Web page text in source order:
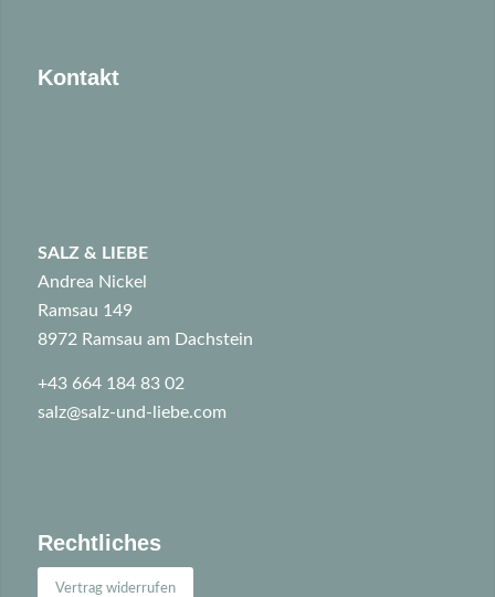
Kontakt
SALZ & LIEBE
Andrea Nickel
Ramsau 149
8972 Ramsau am Dachstein
+43 664 184 83 02
salz@salz-und-liebe.com
Rechtliches
Vertrag widerrufen